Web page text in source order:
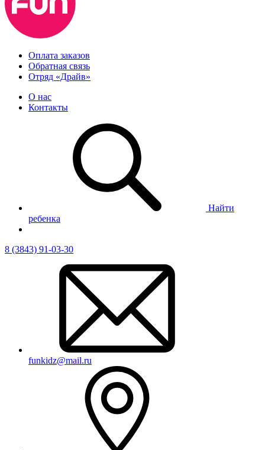
Оплата заказов
Обратная связь
Отряд «Драйв»
О нас
Контакты
Найти
ребенка
8 (3843) 91-03-30
funkidz@mail.ru